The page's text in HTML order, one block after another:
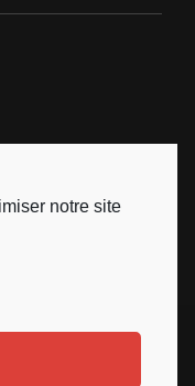
notre site